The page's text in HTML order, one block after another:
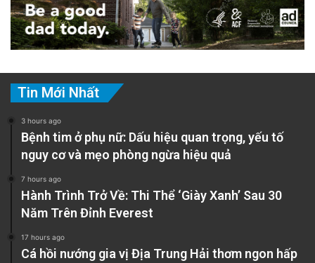
Tin Mới Nhất
3 hours ago
Bệnh tim ở phụ nữ: Dấu hiệu quan trọng, yếu tố
nguy cơ và mẹo phòng ngừa hiệu quả
7 hours ago
Hành Trình Trở Về: Thi Thể ‘Giày Xanh’ Sau 30
Năm Trên Đỉnh Everest
17 hours ago
Cá hồi nướng gia vị Địa Trung Hải thơm ngon hấp